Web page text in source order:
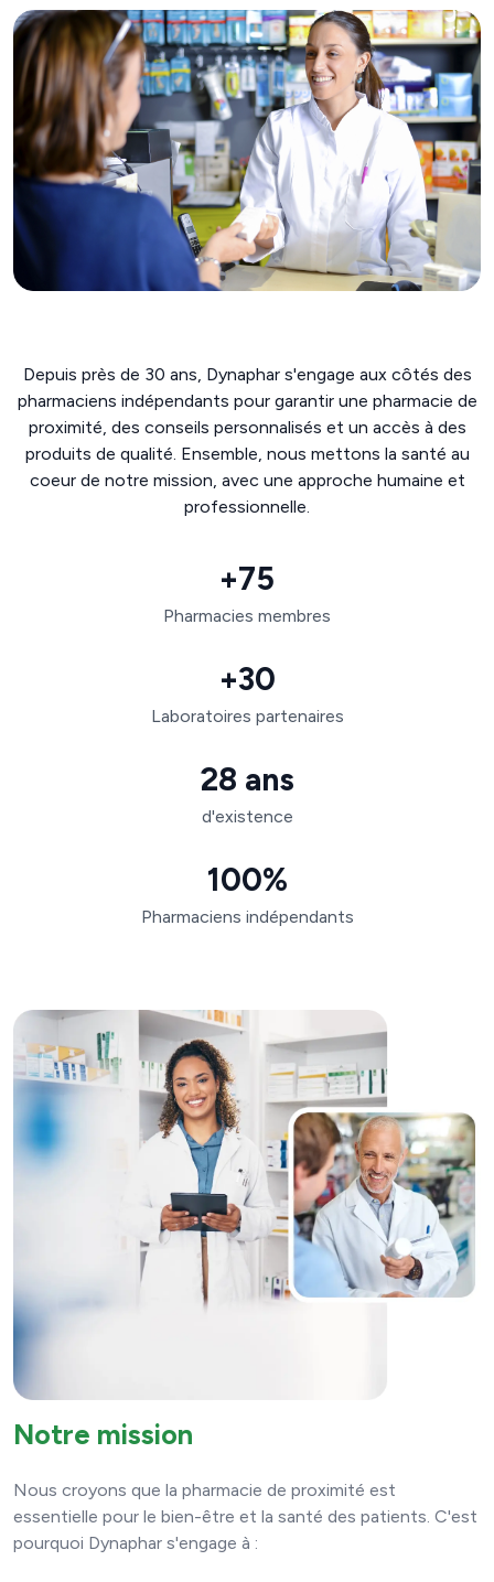
Depuis près de 30 ans, Dynaphar s'engage aux côtés des
pharmaciens indépendants pour garantir une pharmacie de
proximité, des conseils personnalisés et un accès à des
produits de qualité. Ensemble, nous mettons la santé au
coeur de notre mission, avec une approche humaine et
professionnelle.
+75
Pharmacies membres
+30
Laboratoires partenaires
28 ans
d'existence
100%
Pharmaciens indépendants
Notre mission
Nous croyons que la pharmacie de proximité est
essentielle pour le bien-être et la santé des patients. C'est
pourquoi Dynaphar s'engage à :